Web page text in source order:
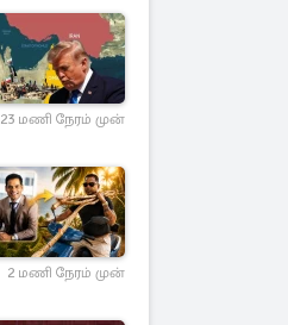
23 மணி நேரம் முன்
2 மணி நேரம் முன்